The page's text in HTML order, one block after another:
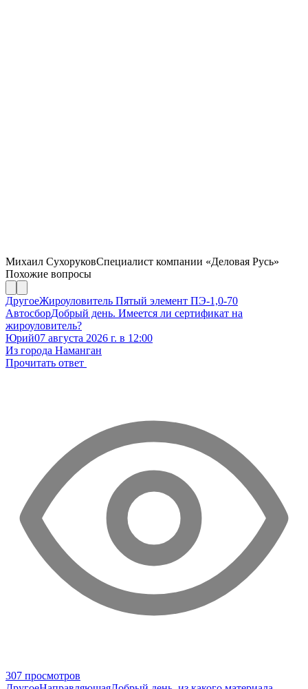
Михаил СухоруковСпециалист компании «Деловая Русь»
Похожие вопросы
ДругоеЖироуловитель Пятый элемент ПЭ-1,0-70
АвтосборДобрый день. Имеется ли сертификат на
жироуловитель?
Юрий07 августа 2026 г. в 12:00
Из города Наманган
Прочитать ответ
307 просмотров